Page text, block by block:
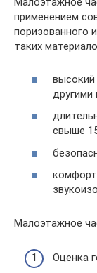
применением
поризованного
таких
высокий
другими
свыше
комфорт
Малоэтажное
Оценка